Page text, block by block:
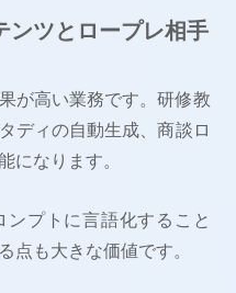
ンツとロープレ相手
が高い業務です。研修教
ディの自動生成、商談ロ
になります。
プトに言語化すること
点も大きな価値です。